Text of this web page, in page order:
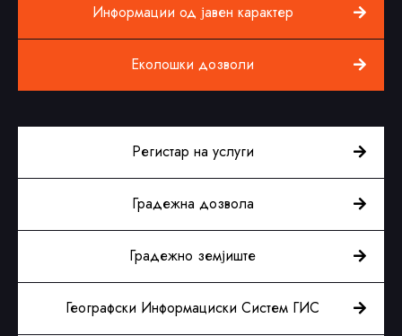
Информации од јавен карактер
Еколошки дозволи
Регистар на услуги
Градежна дозвола
Градежно земјиште
Географски Информациски Систем ГИС